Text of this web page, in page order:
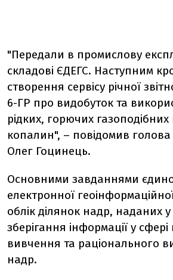
"Передали в промислову
складові ЄДЕГС. Наступним
створення сервісу річної
6-ГР про видобуток та
рідких, горючих
копалин", – повідомив
Олег Гоцинець.
Основними завданнями
електронної
облік ділянок надр, наданих
зберігання інформації у сфері
вивчення та раціонального
надр.